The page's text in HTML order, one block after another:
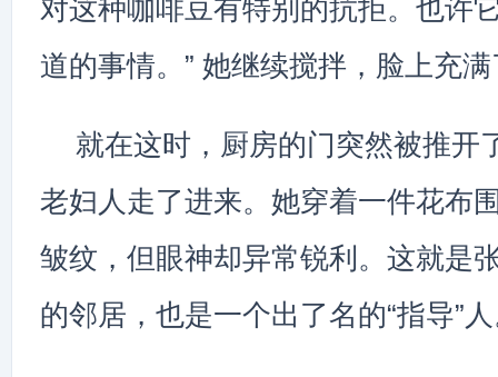
对这种咖啡豆有特别的抗拒。也许
道的事情。” 她继续搅拌，脸上充
就在这时，厨房的门突然被推开
老妇人走了进来。她穿着一件花布
皱纹，但眼神却异常锐利。这就是
的邻居，也是一个出了名的“指导”